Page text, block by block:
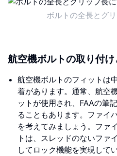
ボルトの全長とグ
航空機ボルトの取り付
航空機ボルトのフィットは
着があります。通常、航空
ットが使用され、FAAの筆
ることもあります。ファイ
を考えてみましょう。ファ
トは、スレッドのないファ
してロック機能を実現して